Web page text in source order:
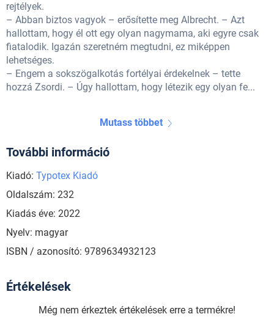
rejtélyek.
– Abban biztos vagyok – erősítette meg Albrecht. – Azt
hallottam, hogy él ott egy olyan nagymama, aki egyre csak
fiatalodik. Igazán szeretném megtudni, ez miképpen
lehetséges.
– Engem a sokszögalkotás fortélyai érdekelnek – tette
hozzá Zsordi. – Úgy hallottam, hogy létezik egy olyan fe...
Mutass többet
További információ
Kiadó: Typotex Kiadó
Oldalszám: 232
Kiadás éve: 2022
Nyelv: magyar
ISBN / azonosító: 9789634932123
Értékelések
Még nem érkeztek értékelések erre a termékre!